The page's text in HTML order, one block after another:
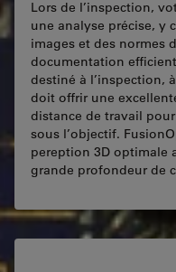
Lors de l’inspection,
une analyse précise, y
images et des normes
documentation
destiné à l’inspection,
doit offrir une
distance de travail
sous l’objectif.
pereption 3D optimale
grande profondeur de